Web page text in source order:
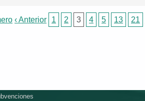
‹ Anterior 1 2 3 4 5 13 21